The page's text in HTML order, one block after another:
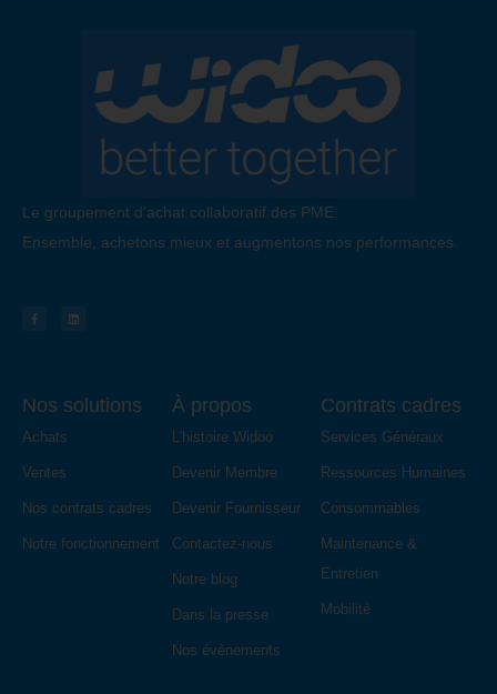
Le groupement d’achat collaboratif des PME.
Ensemble, achetons mieux et augmentons nos performances.
Nos solutions
Achats
Ventes
Nos contrats cadres
Notre fonctionnement
À propos
L'histoire Widoo
Devenir Membre
Devenir Fournisseur
Contactez-nous
Notre blog
Dans la presse
Nos évènements
Contrats cadres
Services Généraux
Ressources Humaines
Consommables
Maintenance &
Entretien
Mobilité